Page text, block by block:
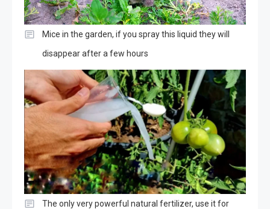
Mice in the garden, if you spray this liquid they will
disappear after a few hours
The only very powerful natural fertilizer, use it for